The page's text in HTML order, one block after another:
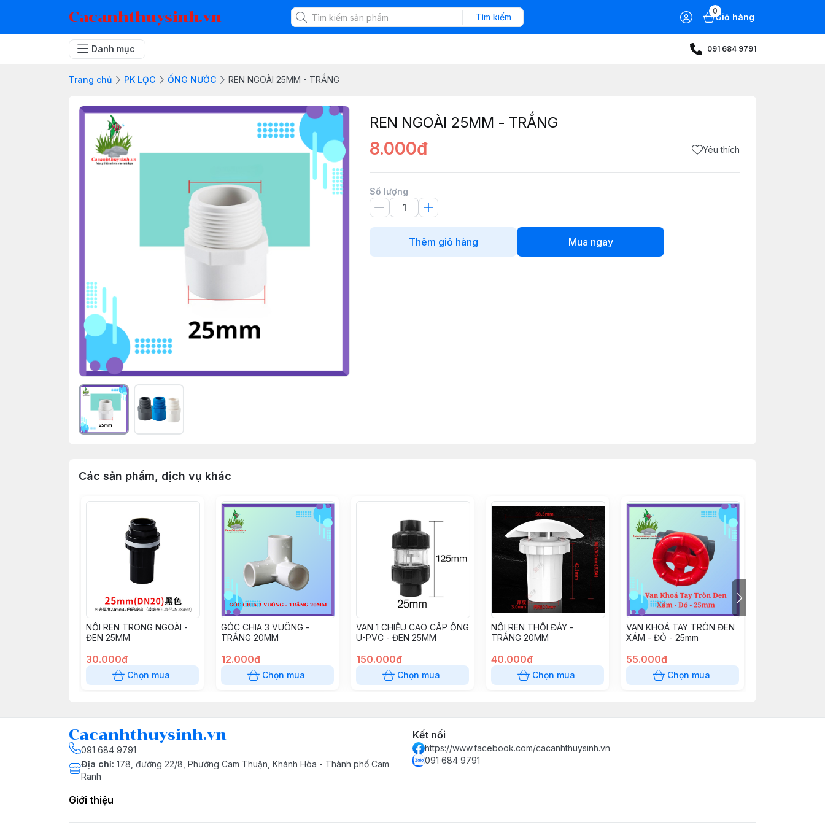
Cacanhthuysinh.vn Tìm kiếm
0
Giỏ hàng
Danh mục 091 684 9791
Trang chủ PK LỌC ỐNG NƯỚC REN NGOÀI 25MM - TRẮNG
REN NGOÀI 25MM - TRẮNG
8.000đ Yêu thích
Số lượng
Thêm giỏ hàng Mua ngay
Các sản phẩm, dịch vụ khác
NỐI REN TRONG NGOÀI -
ĐEN 25MM
30.000đ
Chọn mua
GÓC CHIA 3 VUÔNG -
TRẮNG 20MM
12.000đ
Chọn mua
VAN 1 CHIỀU CAO CẤP ỐNG
U-PVC - ĐEN 25MM
150.000đ
Chọn mua
NỐI REN THỔI ĐÁY -
TRẮNG 20MM
40.000đ
Chọn mua
VAN KHOÁ TAY TRÒN ĐEN
XÁM - ĐỎ - 25mm
55.000đ
Chọn mua
Cacanhthuysinh.vn
091 684 9791
Địa chỉ: 178, đường 22/8, Phường Cam Thuận, Khánh Hòa - Thành phố Cam
Ranh
Kết nối
https://www.facebook.com/cacanhthuysinh.vn
091 684 9791
Giới thiệu